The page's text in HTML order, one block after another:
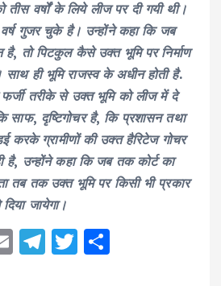
तीस वर्षों के लिये लीज पर दी गयी थी।
गुजर चुके है। उन्होंने कहा कि जब
है, तो पिटकुल कैसे उक्त भूमि पर निर्माण
ही भूमि राजस्व के अधीन होती है.
तरीके से उक्त भूमि को लीज में दे
साफ, दृष्टिगोचर है, कि प्रशासन तथा
ग्रामीणों की उक्त हैरिटेज गोचर
है, उन्होंने कहा कि जब तक कोर्ट का
तब तक उक्त भूमि पर किसी भी प्रकार
दिया जायेगा।
E
T
T